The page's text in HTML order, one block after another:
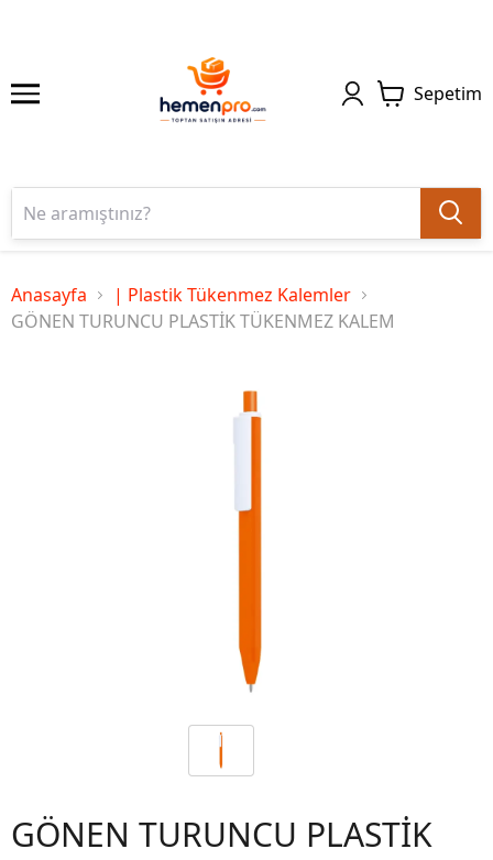
Sepetim
Anasayfa
| Plastik Tükenmez Kalemler
GÖNEN TURUNCU PLASTİK TÜKENMEZ KALEM
GÖNEN TURUNCU PLASTİK